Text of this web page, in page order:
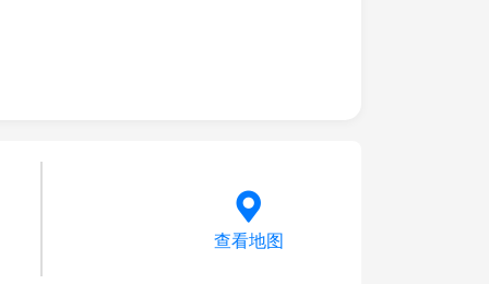
查看地图